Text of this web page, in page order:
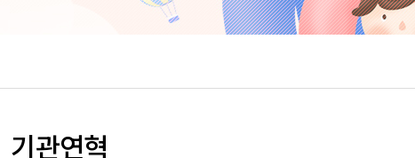
기관연혁